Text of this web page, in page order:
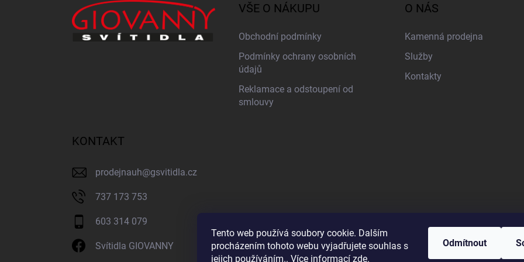
Tento web používá soubory cookie. Dalším
procházením tohoto webu vyjadřujete souhlas s
jejich používáním.. Více informací zde.
Odmítnout
VŠE O NÁKUPU
Obchodní podmínky
Podmínky ochrany osobních
údajů
Reklamace a odstoupení od
smlouvy
O NÁS
Kamenná prodejna
Služby
Kontakty
KONTAKT
prodejnauh@gsvitidla.cz
737 173 753
603 314 079
Svítidla GIOVANNY